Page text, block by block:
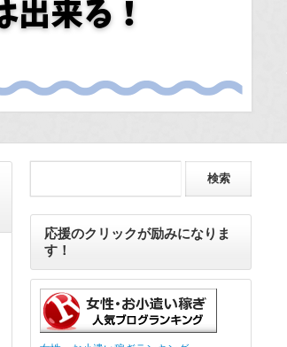
応援のクリックが励みになりま
す！